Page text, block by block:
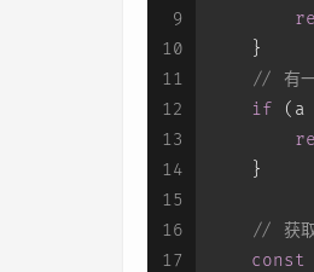
9
10
11
12
13
14
15
16
17
    }
// 有
if (a
    }
// 获取
const